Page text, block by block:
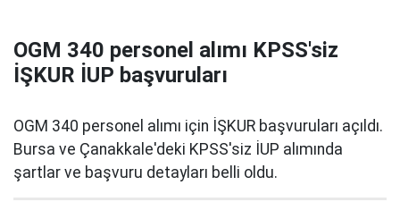
OGM 340 personel alımı KPSS'siz
İŞKUR İUP başvuruları
OGM 340 personel alımı için İŞKUR başvuruları açıldı.
Bursa ve Çanakkale'deki KPSS'siz İUP alımında
şartlar ve başvuru detayları belli oldu.